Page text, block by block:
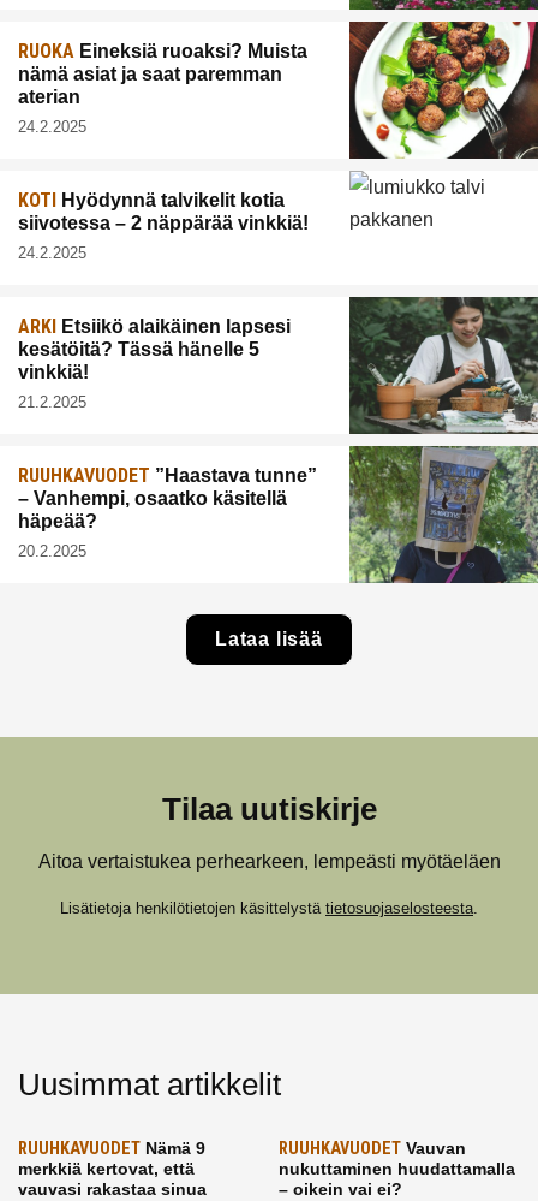
RUOKA Eineksiä ruoaksi? Muista
nämä asiat ja saat paremman
aterian
24.2.2025
KOTI Hyödynnä talvikelit kotia
siivotessa – 2 näppärää vinkkiä!
24.2.2025
ARKI Etsiikö alaikäinen lapsesi
kesätöitä? Tässä hänelle 5
vinkkiä!
21.2.2025
RUUHKAVUODET ”Haastava tunne”
– Vanhempi, osaatko käsitellä
häpeää?
20.2.2025
Lataa lisää
Tilaa uutiskirje
Aitoa vertaistukea perhearkeen, lempeästi myötäeläen
Lisätietoja henkilötietojen käsittelystä tietosuojaselosteesta.
Uusimmat artikkelit
RUUHKAVUODET Nämä 9
merkkiä kertovat, että
vauvasi rakastaa sinua
RUUHKAVUODETVauvan
nukuttaminen huudattamalla
– oikein vai ei?